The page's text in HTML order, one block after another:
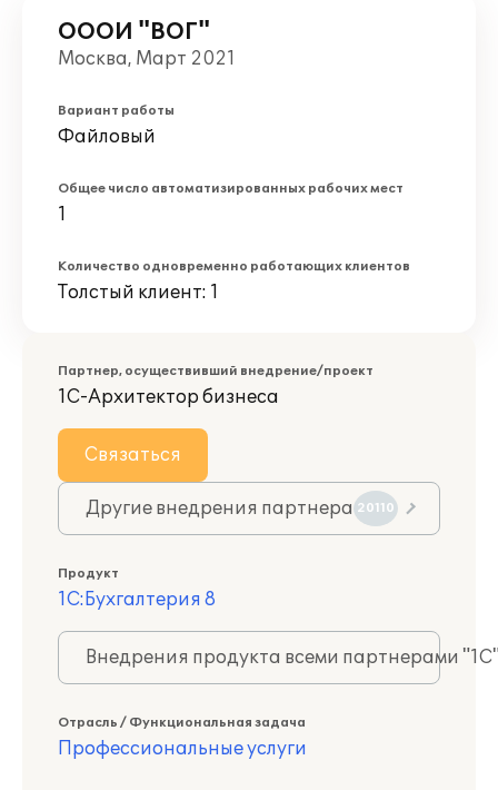
ОООИ "ВОГ"
Москва, Март 2021
Вариант работы
Файловый
Общее число автоматизированных рабочих мест
1
Количество одновременно работающих клиентов
Толстый клиент: 1
Партнер, осуществивший внедрение/проект
1С-Архитектор бизнеса
Связаться
Другие внедрения партнера 20110
Продукт
1С:Бухгалтерия 8
Внедрения продукта всеми партнерами
Отрасль / Функциональная задача
Профессиональные услуги